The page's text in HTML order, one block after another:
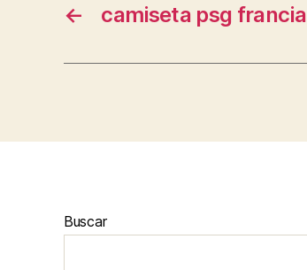
← camiseta psg francia
Buscar